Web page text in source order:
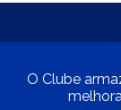
O Clube